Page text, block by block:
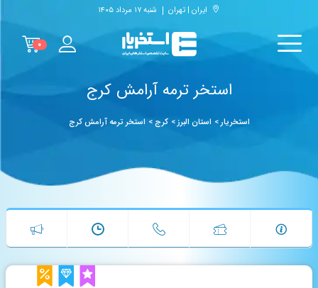
ایران | تهران شنبه ۱۷ مرداد ۱۴۰۵
۰
استخر ترمه آرامش کرج
استخریار> استان البرز> کرج> استخر ترمه آرامش کرج